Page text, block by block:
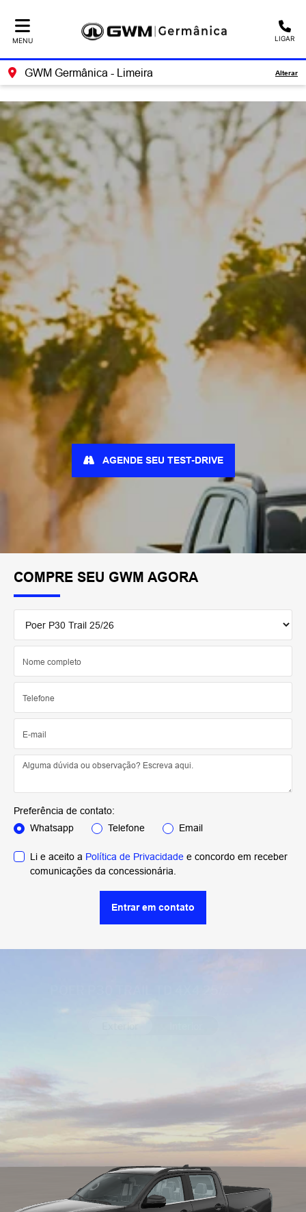
MENU LIGAR
GWM Germânica - Limeira Alterar
COMPRE SEU GWM AGORA
Preferência de contato:
Whatsapp
Telefone Email
Li e aceito a Política de Privacidade e concordo em receber
comunicações da concessionária.
Entrar em contato
AGENDE SEU TEST-DRIVE